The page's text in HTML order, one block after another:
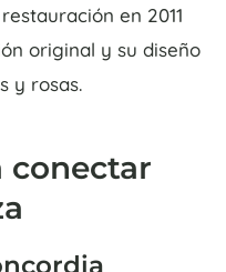
en 2011
original y su diseño
y rosas.
conectar